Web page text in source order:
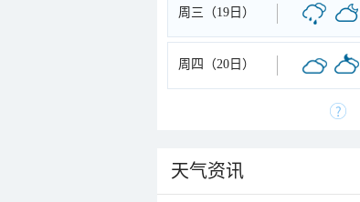
周三（19日）
周四（20日）
天气资讯